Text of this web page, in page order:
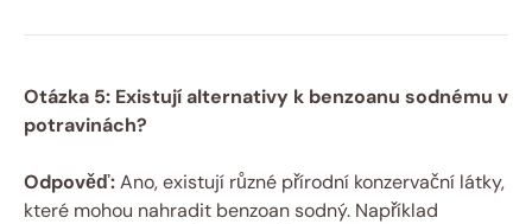
Otázka 5: Existují alternativy k benzoanu sodnému v
potravinách?
Odpověď:Ano, existují různé přírodní konzervační látky,
které mohou nahradit benzoan sodný. Například